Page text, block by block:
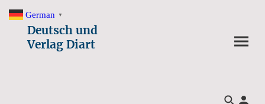
Deutsch und
Verlag Diart
German ▼